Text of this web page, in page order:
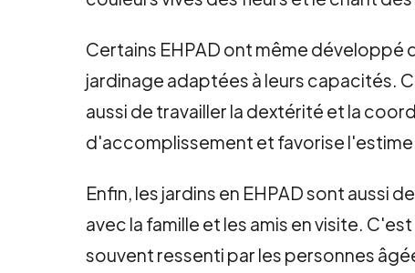
Certains EHPAD ont même
jardinage adaptées à leurs capacités.
aussi de travailler la dextérité et la
d'accomplissement et favorise l'estime
Enfin, les jardins en EHPAD sont aussi
avec la famille et les amis en visite.
souvent ressenti par les personnes